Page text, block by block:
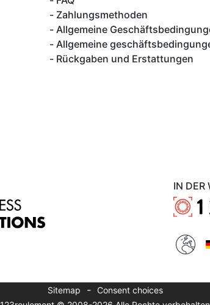
Zahlungsmethoden
Allgemeine
Allgemeine
Rückgaben und Erstattungen
IN DER
Sitemap -
Consent choices